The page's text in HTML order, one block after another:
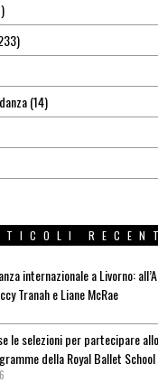
(14)
internazionale a Livorno:
Tranah e Liane McRae
le selezioni per partecipare
della Royal Ballet